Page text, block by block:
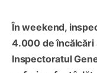
În weekend,
4.000 de încălcări
Inspectoratul